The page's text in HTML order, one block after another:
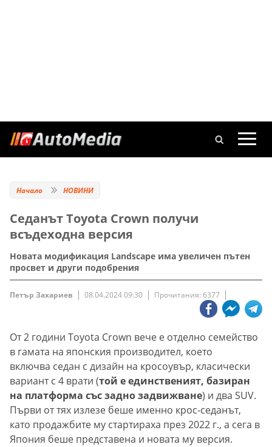
Начало НОВИНИ
Седанът Toyota Crown получи
всъдеходна версия
Новата модификация Landscape има увеличен пътен
просвет и други подобрения
Петър Захариев 08.04.2024 09:30 Прочитания: 6377
От 2 години Toyota Crown вече е отделно семейство
в гамата на японския производител, което
включва седан с дизайн на кросоувър, класически
вариант с 4 врати (той е единственият, базиран
на платформа със задно задвижване) и два SUV.
Първи от тях излезе беше именно крос-седанът,
като продажбите му стартираха през 2022 г., а сега в
Япония беше представена и новата му версия.